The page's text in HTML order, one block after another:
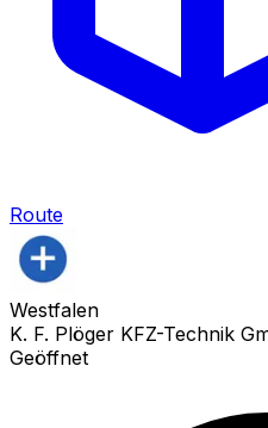
Route
Westfalen
K. F. Plöger KFZ-Technik
Geöffnet